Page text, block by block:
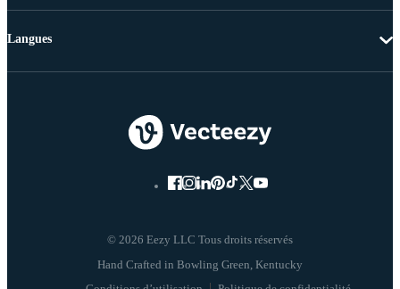
© 2026 Eezy LLC Tous droits réservés
Langues